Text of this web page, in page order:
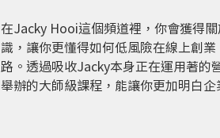
在Jacky Hooi這個頻道裡，你會獲得
識，讓你更懂得如何低風險在線上創
路。透過吸收Jacky本身正在運用著的
舉辦的大師級課程，能讓你更加明白